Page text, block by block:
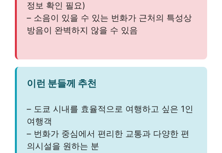
정보 확인 필요)
– 소음이 있을 수 있는 번화가 근처의 특성상
방음이 완벽하지 않을 수 있음
이런 분들께 추천
– 도쿄 시내를 효율적으로 여행하고 싶은 1인
여행객
– 번화가 중심에서 편리한 교통과 다양한 편
의시설을 원하는 분